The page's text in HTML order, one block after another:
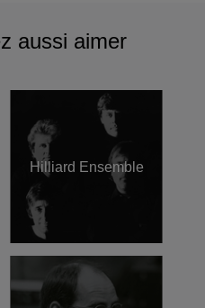
aussi aimer
Hilliard Ensemble